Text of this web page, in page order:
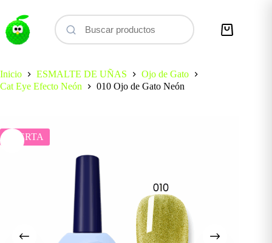
contenido
Carro
Inicio
ESMALTE DE UÑAS
Ojo de Gato
Cat Eye Efecto Neón
010 Ojo de Gato Neón
OFERTA